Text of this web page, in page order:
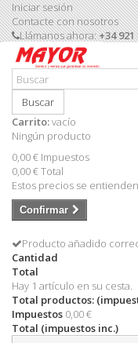
Iniciar sesión
Contacte con nosotros
Llámanos ahora:+34 921
Buscar
Carrito:vacío
Ningún producto
0,00 € Impuestos
0,00 €Total
Estos precios se
Confirmar
Producto añadido
Cantidad
Total
Hay 1 artículo en su cesta.
Total productos:
Impuestos 0,00 €
Total (impuestos inc.)